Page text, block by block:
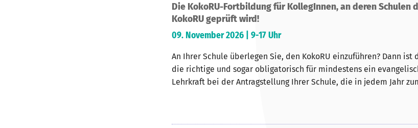
Die KokoRU-Fortbildung für KollegInnen, an deren Schulen
KokoRU geprüft wird!
09. November 2026 | 9-17 Uhr
An Ihrer Schule überlegen Sie, den KokoRU einzuführen? Dann ist
die richtige und sogar obligatorisch für mindestens ein
Lehrkraft bei der Antragstellung Ihrer Schule, die in jedem Jahr